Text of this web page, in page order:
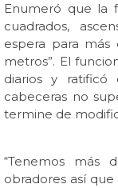
Enumeró que la
cuadrados,
espera para
metros”. El
diarios y
cabeceras no
termine de
“Tenemos más
obradores así